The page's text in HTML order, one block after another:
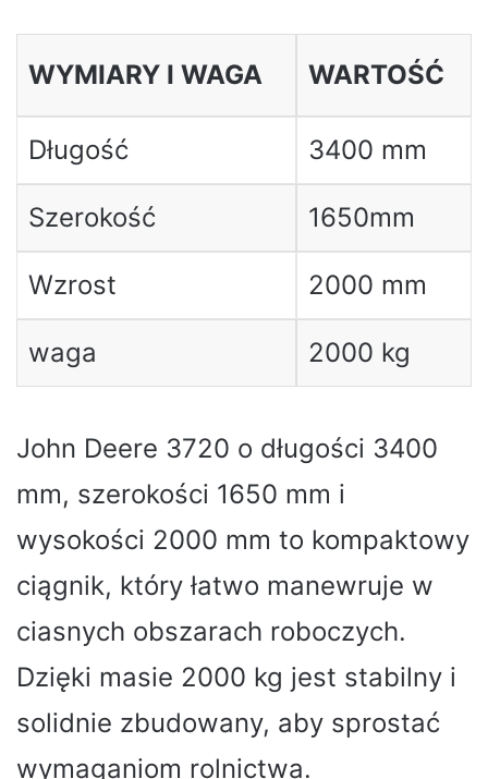
WYMIARY I WAGA WARTOŚĆ
Długość 3400 mm
Szerokość 1650mm
Wzrost 2000 mm
waga 2000 kg
John Deere 3720 o długości 3400
mm, szerokości 1650 mm i
wysokości 2000 mm to kompaktowy
ciągnik, który łatwo manewruje w
ciasnych obszarach roboczych.
Dzięki masie 2000 kg jest stabilny i
solidnie zbudowany, aby sprostać
wymaganiom rolnictwa.